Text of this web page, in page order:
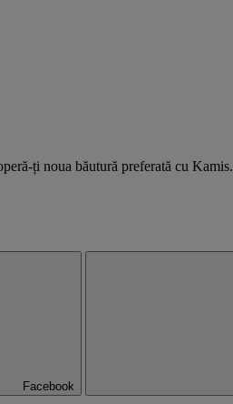
ți noua băutură preferată cu Kamis.
Facebook